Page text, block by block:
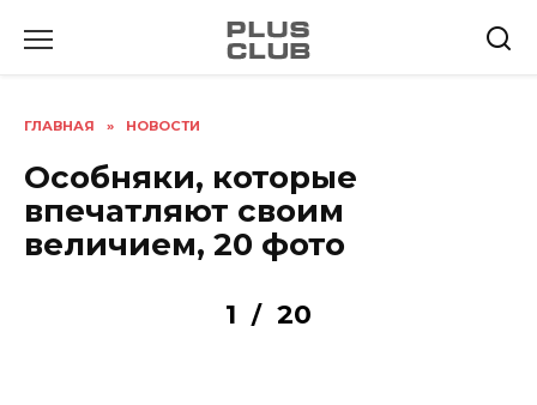
ГЛАВНАЯ » НОВОСТИ
Особняки, которые
впечатляют своим
величием, 20 фото
1 / 20